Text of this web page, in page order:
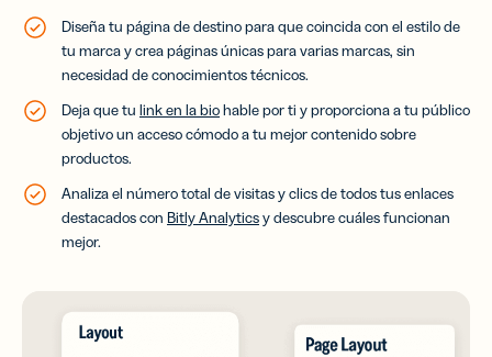
Diseña tu página de destino para que coincida con el estilo de
tu marca y crea páginas únicas para varias marcas, sin
necesidad de conocimientos técnicos.
Deja que tu link en la biohable por ti y proporciona a tu público
objetivo un acceso cómodo a tu mejor contenido sobre
productos.
Analiza el número total de visitas y clics de todos tus enlaces
destacados con Bitly Analyticsy descubre cuáles funcionan
mejor.